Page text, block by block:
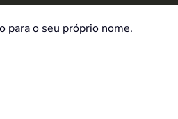
para o seu próprio nome.